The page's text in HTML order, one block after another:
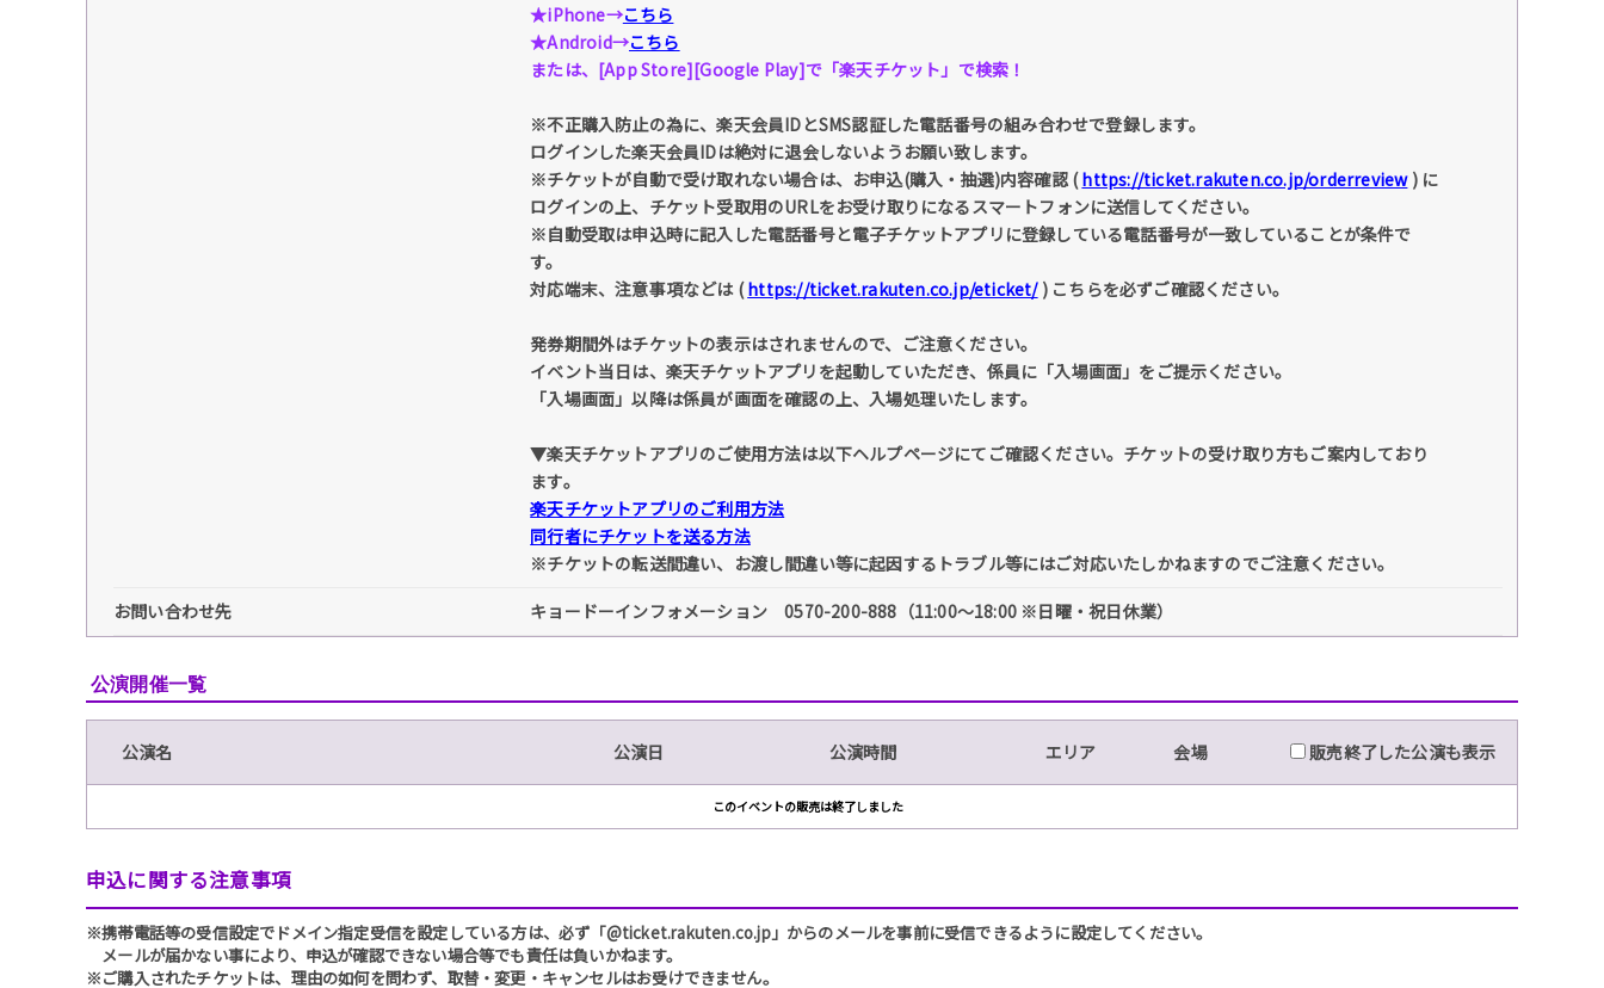
★iPhone→こちら
★Android→こちら
または、[App Store][Google Play]で「楽天チケット」で検索！
※不正購入防止の為に、楽天会員IDとSMS認証した電話番号の組み合わせで登録します。
ログインした楽天会員IDは絶対に退会しないようお願い致します。
※チケットが自動で受け取れない場合は、お申込(購入・抽選)内容確認 (https://ticket.rakuten.co.jp/orderreview) に
ログインの上、チケット受取用のURLをお受け取りになるスマートフォンに送信してください。
※自動受取は申込時に記入した電話番号と電子チケットアプリに登録している電話番号が一致していることが条件で
す。
対応端末、注意事項などは (https://ticket.rakuten.co.jp/eticket/) こちらを必ずご確認ください。
発券期間外はチケットの表示はされませんので、ご注意ください。
イベント当日は、楽天チケットアプリを起動していただき、係員に「入場画面」をご提示ください。
「入場画面」以降は係員が画面を確認の上、入場処理いたします。
▼楽天チケットアプリのご使用方法は以下ヘルプページにてご確認ください。チケットの受け取り方もご案内しており
ます。
楽天チケットアプリのご利用方法
同行者にチケットを送る方法
※チケットの転送間違い、お渡し間違い等に起因するトラブル等にはご対応いたしかねますのでご注意ください。
お問い合わせ先
キョードーインフォメーション 0570-200-888（11:00～18:00 ※日曜・祝日休業）
公演開催一覧
公演名 公演日 公演時間 エリア 会場 販売終了した公演も表示
このイベントの販売は終了しました
申込に関する注意事項
※携帯電話等の受信設定でドメイン指定受信を設定している方は、必ず「@ticket.rakuten.co.jp」からのメールを事前に受信できるように設定してください。
メールが届かない事により、申込が確認できない場合等でも責任は負いかねます。
※ご購入されたチケットは、理由の如何を問わず、取替・変更・キャンセルはお受けできません。